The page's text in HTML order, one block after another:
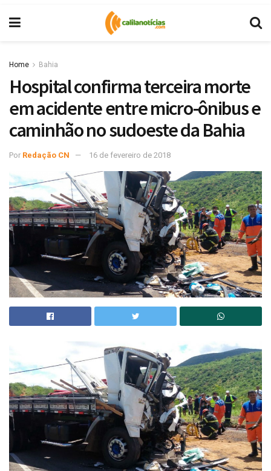
Home Bahia
Hospital confirma terceira morte
em acidente entre micro-ônibus e
caminhão no sudoeste da Bahia
Por Redação CN 16 de fevereiro de 2018